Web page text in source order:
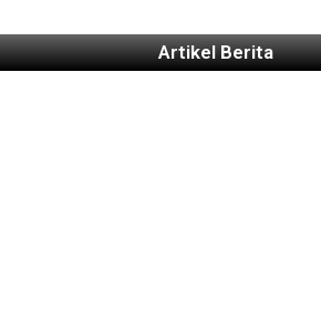
Artikel Berita